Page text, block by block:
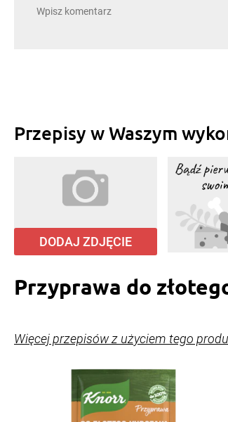
Przepisy w Waszym
DODAJ ZDJĘCIE
Przyprawa do
Więcej przepisów z użyciem tego